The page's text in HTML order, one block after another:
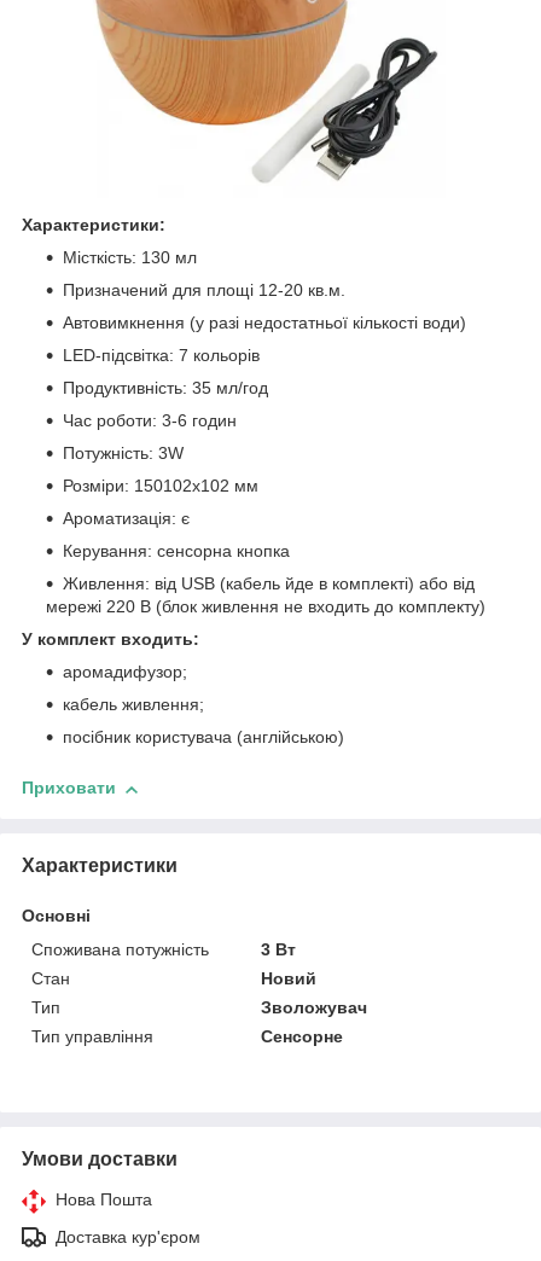
Характеристики:
Місткість: 130 мл
Призначений для площі 12-20 кв.м.
Автовимкнення (у разі недостатньої кількості води)
LED-підсвітка: 7 кольорів
Продуктивність: 35 мл/год
Час роботи: 3-6 годин
Потужність: 3W
Розміри: 150102x102 мм
Ароматизація: є
Керування: сенсорна кнопка
Живлення: від USB (кабель йде в комплекті) або від
мережі 220 В (блок живлення не входить до комплекту)
У комплект входить:
аромадифузор;
кабель живлення;
посібник користувача (англійською)
Приховати
Характеристики
Основні
Споживана потужність
3 Вт
Стан
Новий
Тип
Зволожувач
Тип управління
Сенсорне
Умови доставки
Нова Пошта
Доставка кур'єром